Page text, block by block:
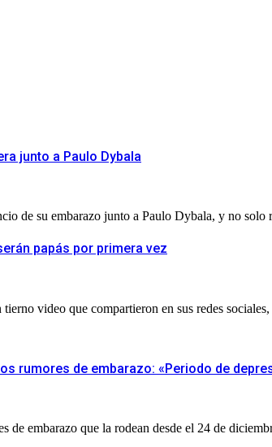
junto a Paulo Dybala
de su embarazo junto a Paulo Dybala, y no solo
papás por primera vez
video que compartieron en sus redes
rumores de embarazo: «Periodo de
de embarazo que la rodean desde el 24 de